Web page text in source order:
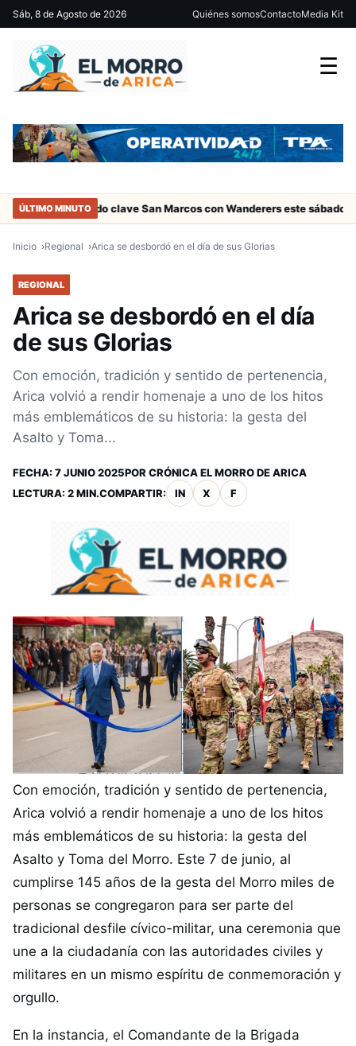
Sáb, 8 de Agosto de 2026 Quiénes somosContactoMedia Kit
☰
ÚLTIMO MINUTO
Partido clave San Marcos con Wanderers este sábado a las 15
Inicio Regional Arica se desbordó en el día de sus Glorias
REGIONAL
Arica se desbordó en el día
de sus Glorias
Con emoción, tradición y sentido de pertenencia,
Arica volvió a rendir homenaje a uno de los hitos
más emblemáticos de su historia: la gesta del
Asalto y Toma...
FECHA: 7 JUNIO 2025POR CRÓNICA EL MORRO DE ARICA
LECTURA: 2 MIN.COMPARTIR: IN X F
Con emoción, tradición y sentido de pertenencia,
Arica volvió a rendir homenaje a uno de los hitos
más emblemáticos de su historia: la gesta del
Asalto y Toma del Morro. Este 7 de junio, al
cumplirse 145 años de la gesta del Morro miles de
personas se congregaron para ser parte del
tradicional desfile cívico-militar, una ceremonia que
une a la ciudadanía con las autoridades civiles y
militares en un mismo espíritu de conmemoración y
orgullo.
En la instancia, el Comandante de la Brigada